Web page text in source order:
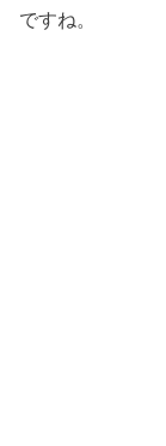
ですね。